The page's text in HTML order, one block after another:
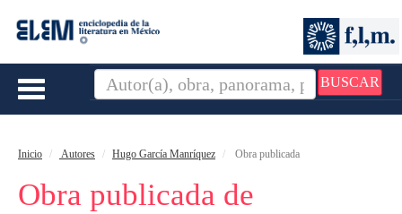
BUSCAR
Toggle
Inicio Autores Hugo García Manríquez Obra publicada
Obra publicada de